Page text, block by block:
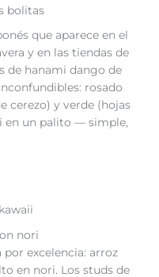
bolitas
que aparece en el
y en las tiendas de
de hanami dango de
rosado
cerezo) y verde (hojas
en un palito — simple,
nori
excelencia: arroz
en nori. Los studs de